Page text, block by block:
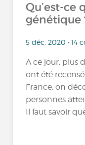
Qu’est-ce
génétique
5 déc. 2020 • 14
A ce jour, plus
ont été
France, on
personnes
Il faut savoir